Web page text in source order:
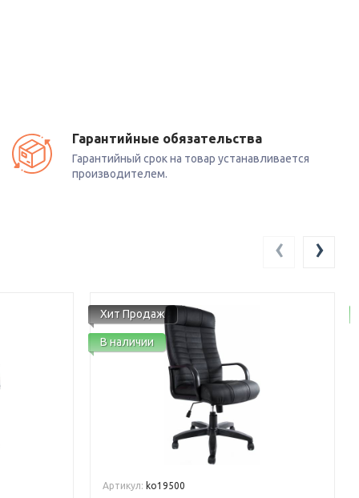
Гарантийные обязательства
Гарантийный срок на товар устанавливается
производителем.
Хит Продаж
В наличии
Артикул: ko19500
‹ ›